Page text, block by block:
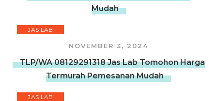
Mudah
JAS LAB
NOVEMBER 3, 2024
TLP/WA 08129291318 Jas Lab Tomohon Harga
Termurah Pemesanan Mudah
JAS LAB